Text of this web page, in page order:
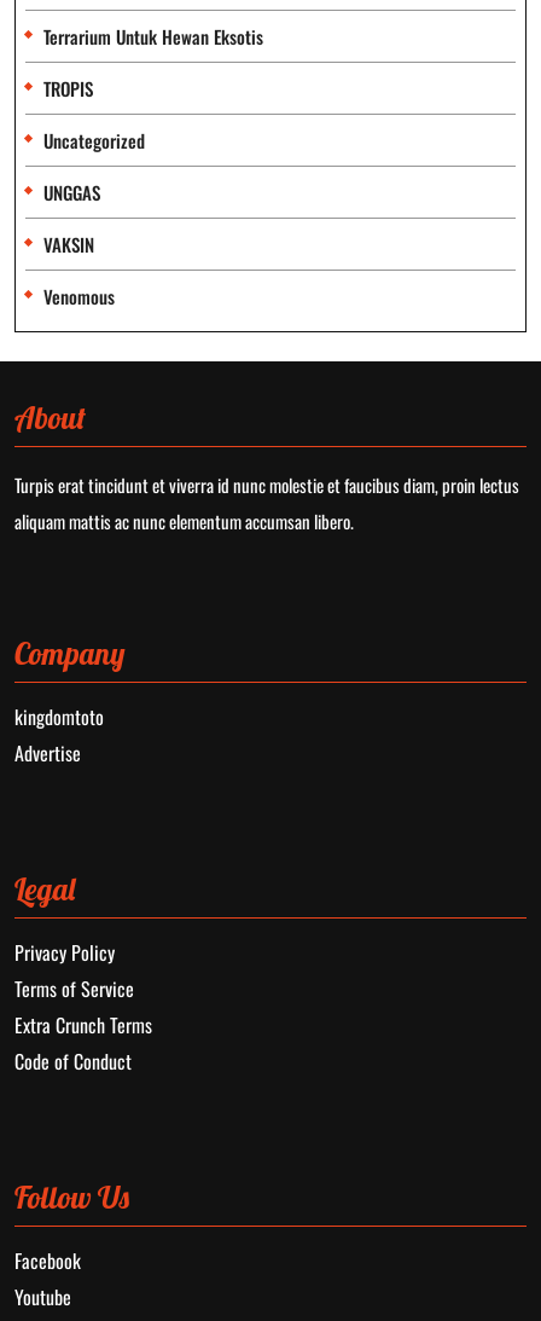
Terrarium Untuk Hewan Eksotis
TROPIS
Uncategorized
UNGGAS
VAKSIN
Venomous
About
Turpis erat tincidunt et viverra id nunc molestie et faucibus diam, proin lectus
aliquam mattis ac nunc elementum accumsan libero.
Company
kingdomtoto
Advertise
Legal
Privacy Policy
Terms of Service
Extra Crunch Terms
Code of Conduct
Follow Us
Facebook
Youtube